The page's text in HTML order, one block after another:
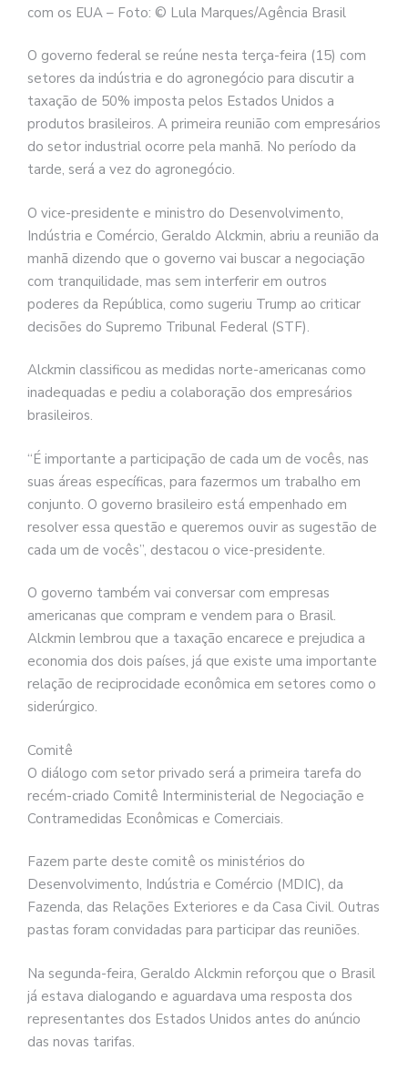
com os EUA – Foto: © Lula Marques/Agência Brasil
O governo federal se reúne nesta terça-feira (15) com
setores da indústria e do agronegócio para discutir a
taxação de 50% imposta pelos Estados Unidos a
produtos brasileiros. A primeira reunião com empresários
do setor industrial ocorre pela manhã. No período da
tarde, será a vez do agronegócio.
O vice-presidente e ministro do Desenvolvimento,
Indústria e Comércio, Geraldo Alckmin, abriu a reunião da
manhã dizendo que o governo vai buscar a negociação
com tranquilidade, mas sem interferir em outros
poderes da República, como sugeriu Trump ao criticar
decisões do Supremo Tribunal Federal (STF).
Alckmin classificou as medidas norte-americanas como
inadequadas e pediu a colaboração dos empresários
brasileiros.
“É importante a participação de cada um de vocês, nas
suas áreas específicas, para fazermos um trabalho em
conjunto. O governo brasileiro está empenhado em
resolver essa questão e queremos ouvir as sugestão de
cada um de vocês”, destacou o vice-presidente.
O governo também vai conversar com empresas
americanas que compram e vendem para o Brasil.
Alckmin lembrou que a taxação encarece e prejudica a
economia dos dois países, já que existe uma importante
relação de reciprocidade econômica em setores como o
siderúrgico.
Comitê
O diálogo com setor privado será a primeira tarefa do
recém-criado Comitê Interministerial de Negociação e
Contramedidas Econômicas e Comerciais.
Fazem parte deste comitê os ministérios do
Desenvolvimento, Indústria e Comércio (MDIC), da
Fazenda, das Relações Exteriores e da Casa Civil. Outras
pastas foram convidadas para participar das reuniões.
Na segunda-feira, Geraldo Alckmin reforçou que o Brasil
já estava dialogando e aguardava uma resposta dos
representantes dos Estados Unidos antes do anúncio
das novas tarifas.